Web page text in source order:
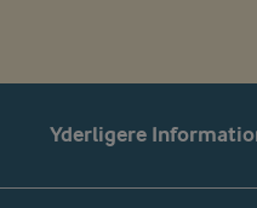
Yderligere